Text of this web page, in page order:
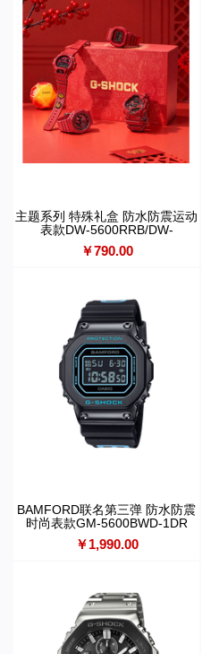
主题系列 特殊礼盒 防水防震运动
表款DW-5600RRB/DW-
6900RRB/GA-110RRB/GA-
2100RRB
￥790.00
BAMFORD联名第三弹 防水防震
时尚表款GM-5600BWD-1DR
￥1,990.00